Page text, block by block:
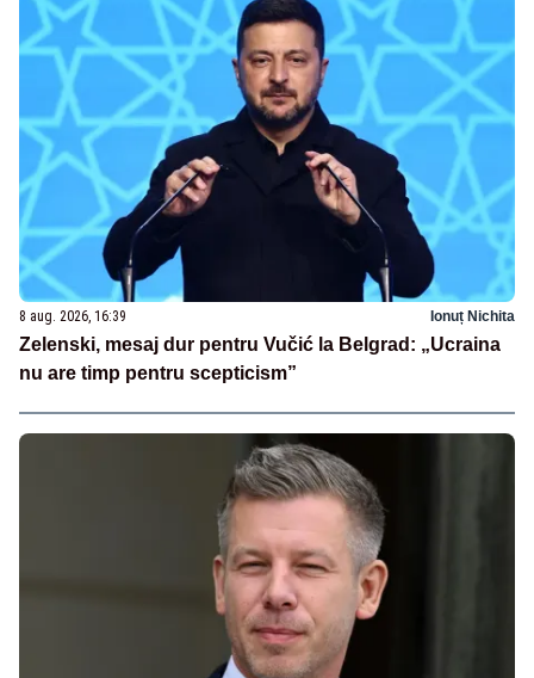
8 aug. 2026, 16:39 Ionuț Nichita
Zelenski, mesaj dur pentru Vučić la Belgrad: „Ucraina
nu are timp pentru scepticism”